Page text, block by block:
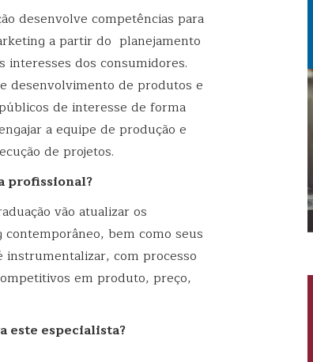
desenvolve competências para
a partir do planejamento
interesses dos consumidores.
desenvolvimento de produtos e
de interesse de forma
a equipe de produção e
de projetos.
profissional?
vão atualizar os
bem como seus
com processo
em produto, preço,
este especialista?